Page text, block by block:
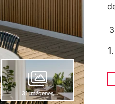
31 imágenes